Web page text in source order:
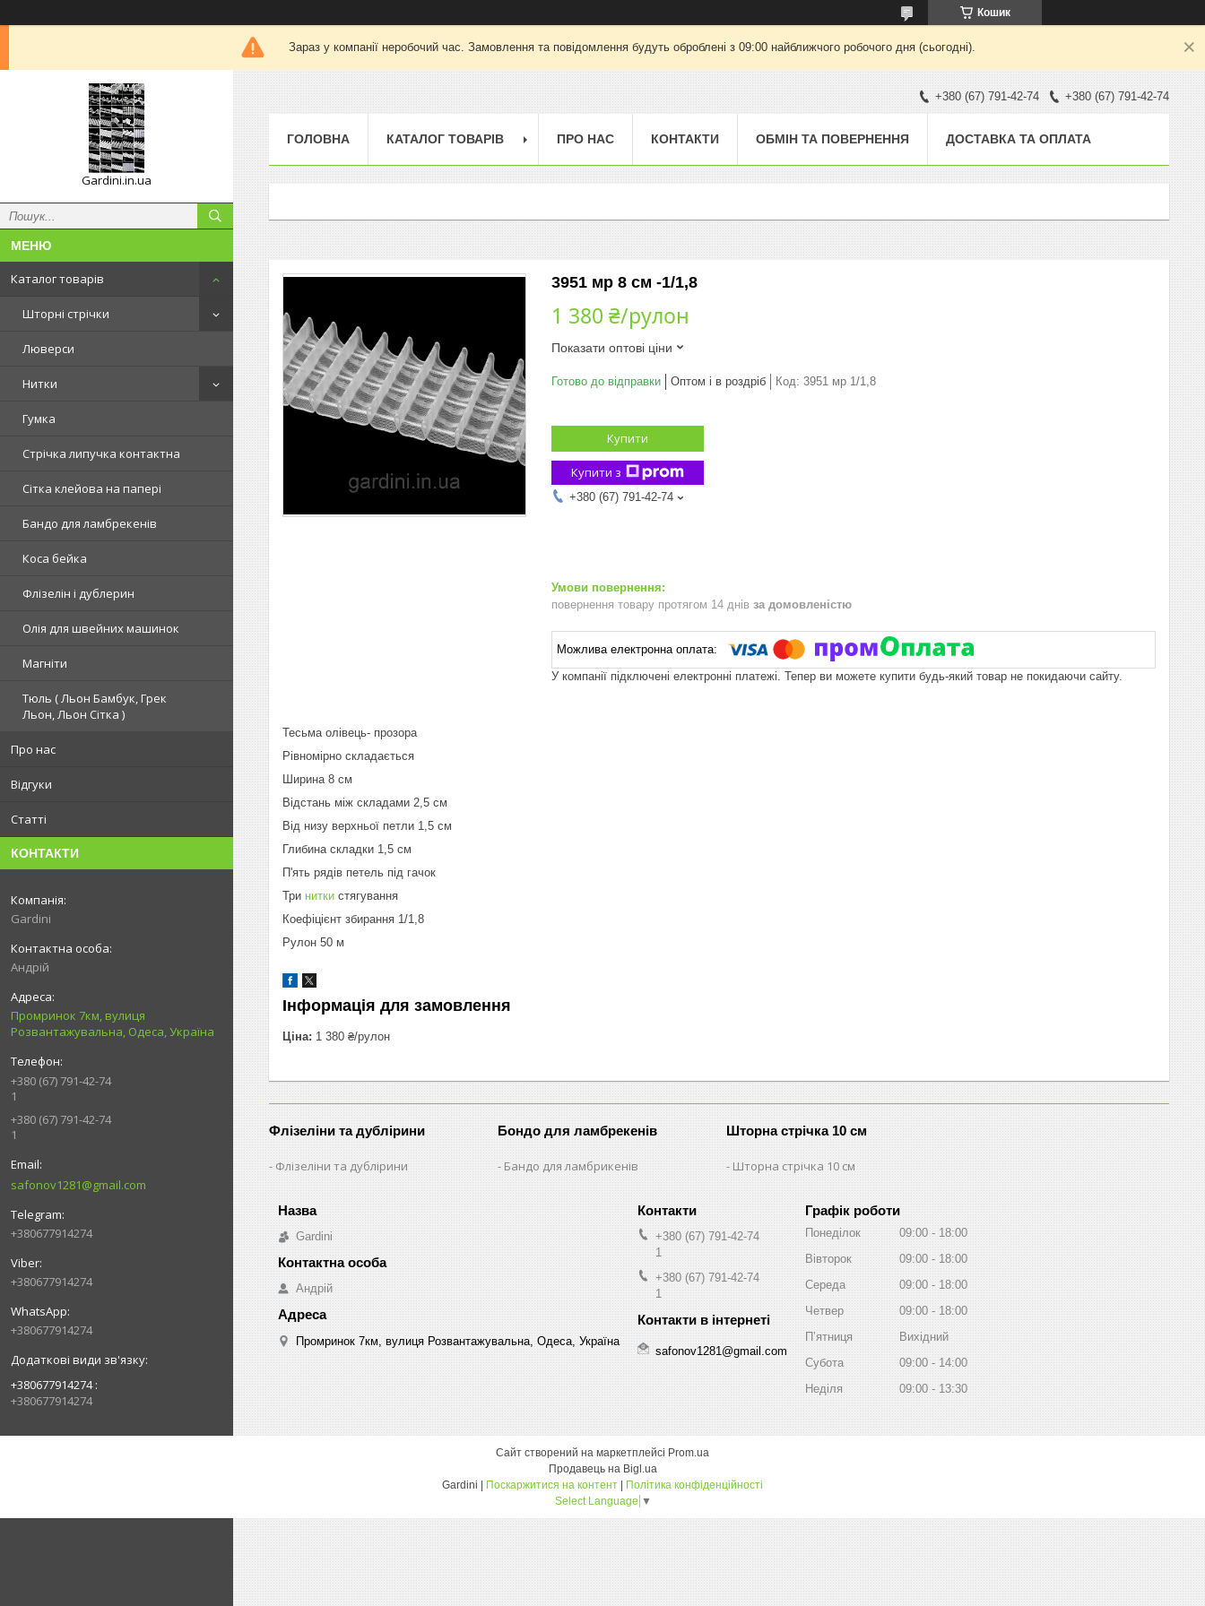
Кошик
Зараз у компанії неробочий час. Замовлення та повідомлення будуть оброблені з 09:00 найближчого робочого дня (сьогодні).
Gardini.in.ua
Каталог товарів
Шторні стрічки
Люверси
Нитки
Гумка
Стрічка липучка контактна
Сітка клейова на папері
Бандо для ламбрекенів
Коса бейка
Флізелін і дублерин
Олія для швейних машинок
Магніти
Тюль ( Льон Бамбук, Грек
Льон, Льон Сітка )
Про нас
Відгуки
Статті
КОНТАКТИ
Gardini
Андрій
Промринок 7км, вулиця
Розвантажувальна, Одеса, Україна
+380 (67) 791-42-74
1
+380 (67) 791-42-74
1
safonov1281@gmail.com
+380677914274
+380677914274
+380677914274
+380677914274
+380677914274
+380 (67) 791-42-74 +380 (67) 791-42-74
ГОЛОВНА КАТАЛОГ ТОВАРІВ ПРО НАС КОНТАКТИ ОБМІН ТА ПОВЕРНЕННЯ ДОСТАВКА ТА ОПЛАТА
3951 мр 8 см -1/1,8
1 380 ₴/рулон
Показати оптові ціни
Готово до відправки Оптом і в роздріб Код: 3951 мр 1/1,8
Купити
Купити з
+380 (67) 791-42-74
повернення товару протягом 14 днів за домовленістю
У компанії підключені електронні платежі. Тепер ви можете купити будь-який товар не покидаючи сайту.
Тесьма олівець- прозора
Рівномірно складається
Ширина 8 см
Відстань між складами 2,5 см
Від низу верхньої петли 1,5 см
Глибина складки 1,5 см
П'ять рядів петель під гачок
Три нитки стягування
Коефіцієнт збирання 1/1,8
Рулон 50 м
Інформація для замовлення
Ціна: 1 380 ₴/рулон
Флізеліни та дублірини
Флізеліни та дублірини
Бондо для ламбрекенів
Бандо для ламбрикенів
Шторна стрічка 10 см
Шторна стрічка 10 см
Gardini
Андрій
Промринок 7км, вулиця Розвантажувальна, Одеса, Україна
+380 (67) 791-42-74
1
+380 (67) 791-42-74
1
safonov1281@gmail.com
Графік роботи
Понеділок 09:00
18:00
Вівторок
09:00
18:00
Середа
09:00
18:00
Четвер
09:00
18:00
Пʼятниця
Вихідний
Субота
09:00
14:00
Неділя
09:00 13:30
Сайт створений на маркетплейсі Prom.ua
Продавець на Bigl.ua
Gardini | Поскаржитися на контент | Політика конфіденційності
Select Language ▼